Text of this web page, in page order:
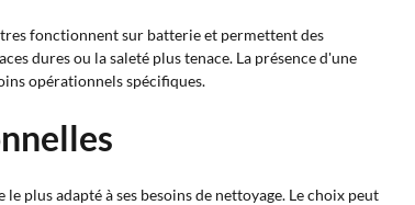
fonctionnent sur batterie et permettent des
dures ou la saleté plus tenace. La présence d'une
opérationnels spécifiques.
plus adapté à ses besoins de nettoyage. Le choix peut